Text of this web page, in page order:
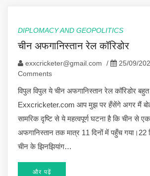
DIPLOMACY AND GEOPOLITICS
चीन अफगानिस्तान रेल कॉरिडोर
exxcricketer@gmail.com / 25/09/
Comments
विपुल विपुल ये चीन अफगानिस्तान रेल कॉरिडोर
Exxcricketer.com आप मुझ पर हँसेंगे अगर मैं
सामरिक दृष्टि से ये महत्वपूर्ण घटना है कि चीन से एक
अफगानिस्तान तक मात्र 11 दिनों में पहुँच गया।22
चीन के झिनझियांग…
और पढ़ें